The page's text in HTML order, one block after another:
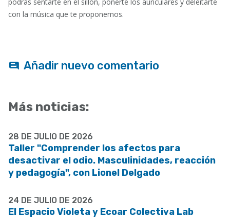
con la música que te proponemos.
Añadir nuevo comentario
Más noticias:
28 DE JULIO DE 2026
Taller "Comprender los afectos para
desactivar el odio. Masculinidades, reacción
y pedagogía", con Lionel Delgado
24 DE JULIO DE 2026
El Espacio Violeta y Ecoar Colectiva Lab